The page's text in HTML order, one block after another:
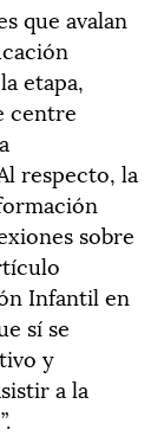
que avalan
etapa,
centre
respecto, la
sobre
Infantil en
sí se
y
a la